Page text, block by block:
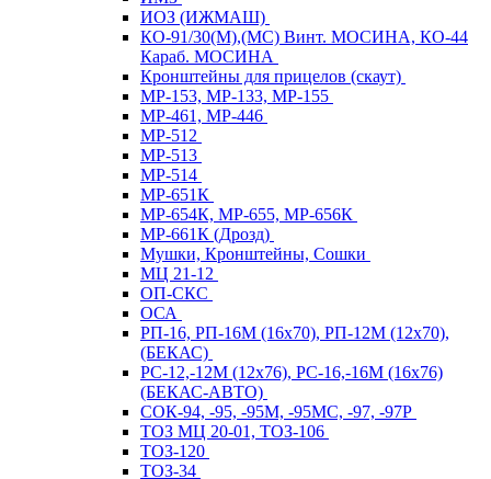
ИОЗ (ИЖМАШ)
КО-91/30(М),(МС) Винт. МОСИНА, КО-44
Караб. МОСИНА
Кронштейны для прицелов (скаут)
МР-153, МР-133, МР-155
МР-461, МР-446
МР-512
МР-513
МР-514
МР-651К
МР-654К, МР-655, МР-656К
МР-661К (Дрозд)
Мушки, Кронштейны, Сошки
МЦ 21-12
ОП-СКС
ОСА
РП-16, РП-16М (16х70), РП-12М (12х70),
(БЕКАС)
РС-12,-12М (12х76), РС-16,-16М (16х76)
(БЕКАС-АВТО)
СОК-94, -95, -95М, -95МС, -97, -97Р
ТОЗ МЦ 20-01, ТОЗ-106
ТОЗ-120
ТОЗ-34